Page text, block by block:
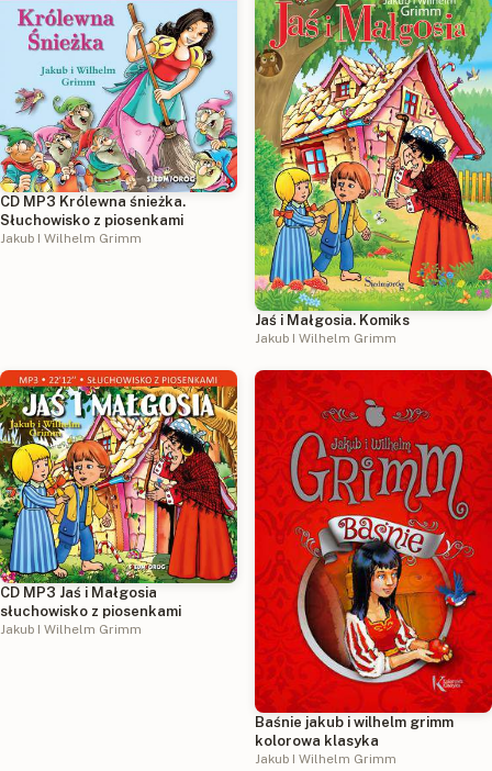
CD MP3 Królewna śnieżka.
Słuchowisko z piosenkami
Jakub I Wilhelm Grimm
Jaś i Małgosia. Komiks
Jakub I Wilhelm Grimm
CD MP3 Jaś i Małgosia
słuchowisko z piosenkami
Jakub I Wilhelm Grimm
Baśnie jakub i wilhelm grimm
kolorowa klasyka
Jakub I Wilhelm Grimm